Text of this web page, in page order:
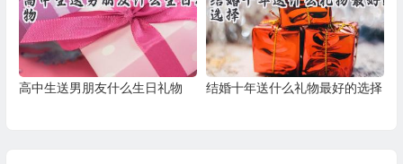
高中生送男朋友什么生日礼物 结婚十年送什么礼物最好的选择